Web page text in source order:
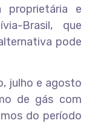
proprietária e
Brasil, que
pode
julho e agosto
de gás com
do período